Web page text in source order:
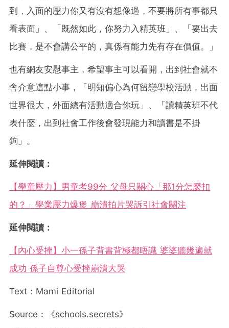
到，入面的壓力你又有沒有想像過，不要將所有事都只
看表面」、「既然如此，你努力入精英班」、「要出去
比賽，是不會講公平的，真係有能力先有存在價值。」
也有網友安慰事主，希望事主可以看開，出到社會就不
會介意這點小事，「明知偏心為何留戀學校活動，出面
世界很大，外面總有活動適合你玩」、「讀精英班不代
表什麼，出到社會工作後會發現能力和讀書是不掛
鉤」。
延伸閱讀：
【學童壓力】男童考99分 父母只關心「那1分怎麼扣
的？」學業壓力爆煲 崩潰拍片哭訴引社會關注
延伸閱讀：
【內心受挫】小一孫子背書背極都唔識 婆婆聽幾遍就
成功 孫子自尊心受挫崩潰大哭
Text：Mami Editorial
Source：《schools.secrets》